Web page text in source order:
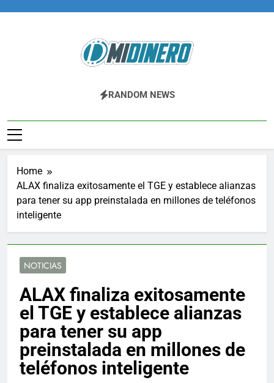
Midinero.co
Fintech, Criptomonedas
RANDOM NEWS
Home
ALAX finaliza exitosamente el TGE y establece alianzas
para tener su app preinstalada en millones de teléfonos
inteligente
NOTICIAS
ALAX finaliza exitosamente
el TGE y establece alianzas
para tener su app
preinstalada en millones de
teléfonos inteligente